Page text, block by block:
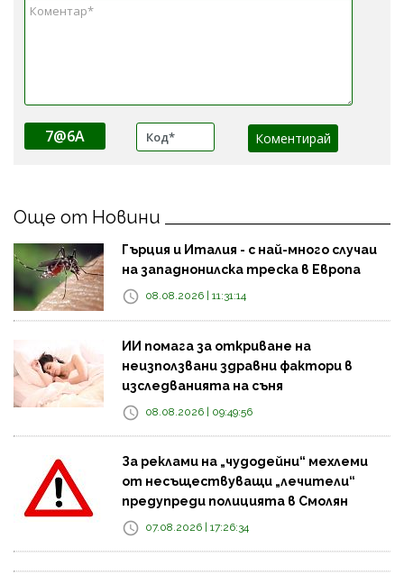
7@6A
Още от Новини
Гърция и Италия - с най-много случаи
на западнонилска треска в Европа
08.08.2026 | 11:31:14
ИИ помага за откриване на
неизползвани здравни фактори в
изследванията на съня
08.08.2026 | 09:49:56
За реклами на „чудодейни“ мехлеми
от несъществуващи „лечители“
предупреди полицията в Смолян
07.08.2026 | 17:26:34